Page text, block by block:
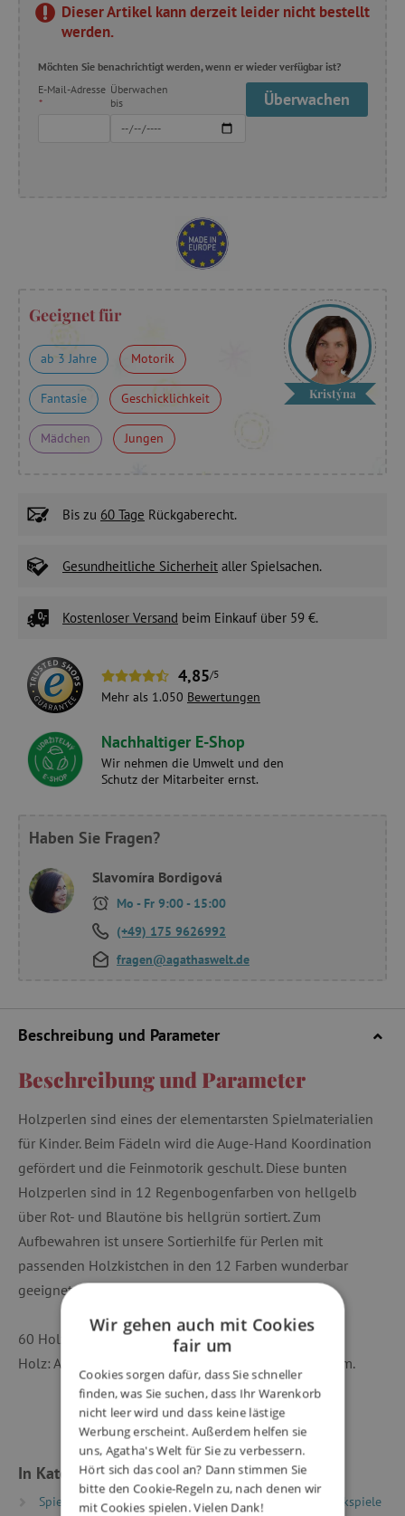
Dieser Artikel kann derzeit leider nicht bestellt
werden.
Möchten Sie benachrichtigt werden, wenn er wieder verfügbar ist?
E-Mail-Adresse
*
Überwachen
bis
Überwachen
Geeignet für
ab 3 Jahre Motorik
Fantasie Geschicklichkeit
Mädchen Jungen
Kristýna
Bis zu 60 Tage Rückgaberecht.
Gesundheitliche Sicherheit aller Spielsachen.
Kostenloser Versand beim Einkauf über 59 €.
4,85/5
Mehr als 1.050 Bewertungen
Nachhaltiger E-Shop
Wir nehmen die Umwelt und den
Schutz der Mitarbeiter ernst.
Haben Sie Fragen?
Slavomíra Bordigová
Mo - Fr 9:00 - 15:00
(+49) 175 9626992
fragen@agathaswelt.de
Beschreibung und Parameter
Beschreibung und Parameter
Holzperlen sind eines der elementarsten Spielmaterialien
für Kinder. Beim Fädeln wird die Auge-Hand Koordination
gefördert und die Feinmotorik geschult. Diese bunten
Holzperlen sind in 12 Regenbogenfarben von hellgelb
über Rot- und Blautöne bis hellgrün sortiert. Zum
Aufbewahren ist unsere Sortierhilfe für Perlen mit
passenden Holzkistchen in den 12 Farben wunderbar
geeignet. Für Kinder ab 3 Jahren geeignet.
60 Holzperlen.
Holz: Ahorn farblich lasiert. Maße: Durchmesser 20mm.
In Kategorien eingeteilt
Spielzeug nach Typ Holzspielzeug
Mehrzweckspiele
Wir gehen auch mit Cookies
fair um
Cookies sorgen dafür, dass Sie schneller
finden, was Sie suchen, dass Ihr Warenkorb
nicht leer wird und dass keine lästige
Werbung erscheint. Außerdem helfen sie
uns, Agatha's Welt für Sie zu verbessern.
Hört sich das cool an? Dann stimmen Sie
bitte den Cookie-Regeln zu, nach denen wir
mit Cookies spielen. Vielen Dank!